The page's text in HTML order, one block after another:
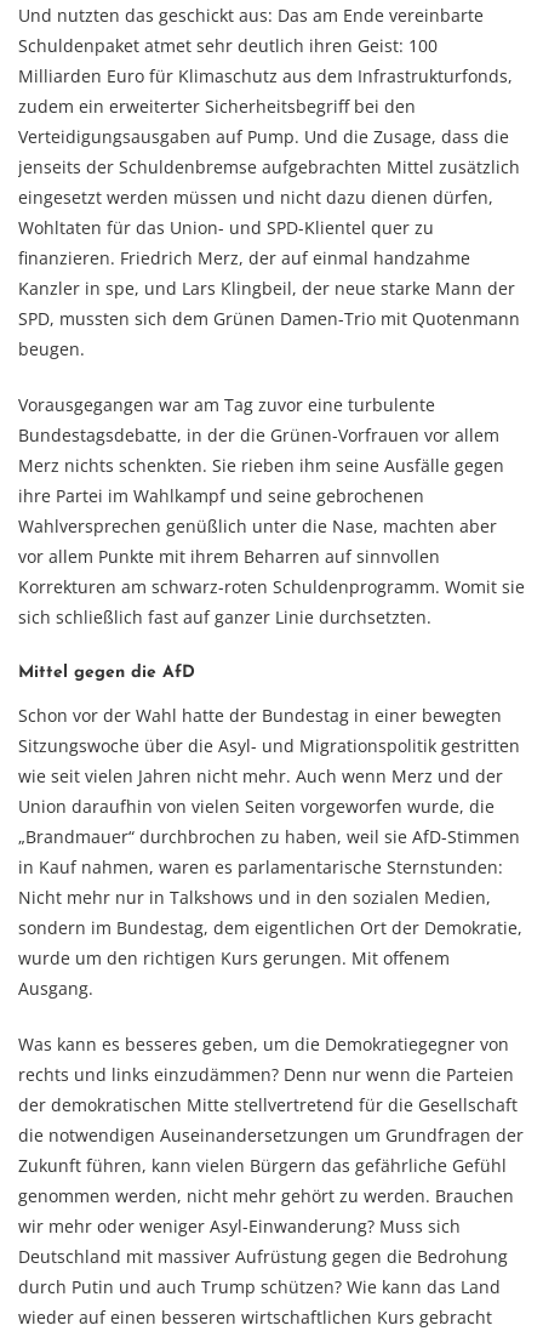
Und nutzten das geschickt aus: Das am Ende vereinbarte
Schuldenpaket atmet sehr deutlich ihren Geist: 100
Milliarden Euro für Klimaschutz aus dem Infrastrukturfonds,
zudem ein erweiterter Sicherheitsbegriff bei den
Verteidigungsausgaben auf Pump. Und die Zusage, dass die
jenseits der Schuldenbremse aufgebrachten Mittel zusätzlich
eingesetzt werden müssen und nicht dazu dienen dürfen,
Wohltaten für das Union- und SPD-Klientel quer zu
finanzieren. Friedrich Merz, der auf einmal handzahme
Kanzler in spe, und Lars Klingbeil, der neue starke Mann der
SPD, mussten sich dem Grünen Damen-Trio mit Quotenmann
beugen.
Vorausgegangen war am Tag zuvor eine turbulente
Bundestagsdebatte, in der die Grünen-Vorfrauen vor allem
Merz nichts schenkten. Sie rieben ihm seine Ausfälle gegen
ihre Partei im Wahlkampf und seine gebrochenen
Wahlversprechen genüßlich unter die Nase, machten aber
vor allem Punkte mit ihrem Beharren auf sinnvollen
Korrekturen am schwarz-roten Schuldenprogramm. Womit sie
sich schließlich fast auf ganzer Linie durchsetzten.
Mittel gegen die AfD
Schon vor der Wahl hatte der Bundestag in einer bewegten
Sitzungswoche über die Asyl- und Migrationspolitik gestritten
wie seit vielen Jahren nicht mehr. Auch wenn Merz und der
Union daraufhin von vielen Seiten vorgeworfen wurde, die
„Brandmauer“ durchbrochen zu haben, weil sie AfD-Stimmen
in Kauf nahmen, waren es parlamentarische Sternstunden:
Nicht mehr nur in Talkshows und in den sozialen Medien,
sondern im Bundestag, dem eigentlichen Ort der Demokratie,
wurde um den richtigen Kurs gerungen. Mit offenem
Ausgang.
Was kann es besseres geben, um die Demokratiegegner von
rechts und links einzudämmen? Denn nur wenn die Parteien
der demokratischen Mitte stellvertretend für die Gesellschaft
die notwendigen Auseinandersetzungen um Grundfragen der
Zukunft führen, kann vielen Bürgern das gefährliche Gefühl
genommen werden, nicht mehr gehört zu werden. Brauchen
wir mehr oder weniger Asyl-Einwanderung? Muss sich
Deutschland mit massiver Aufrüstung gegen die Bedrohung
durch Putin und auch Trump schützen? Wie kann das Land
wieder auf einen besseren wirtschaftlichen Kurs gebracht